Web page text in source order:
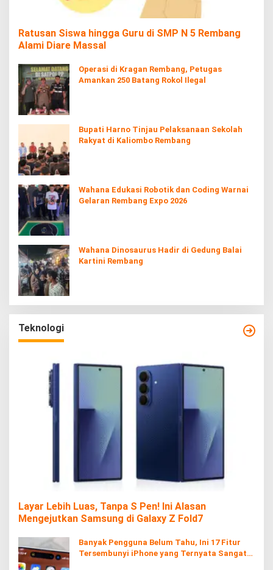
Ratusan Siswa hingga Guru di SMP N 5 Rembang
Alami Diare Massal
Operasi di Kragan Rembang, Petugas
Amankan 250 Batang Rokol Ilegal
Bupati Harno Tinjau Pelaksanaan Sekolah
Rakyat di Kaliombo Rembang
Wahana Edukasi Robotik dan Coding Warnai
Gelaran Rembang Expo 2026
Wahana Dinosaurus Hadir di Gedung Balai
Kartini Rembang
Teknologi
Layar Lebih Luas, Tanpa S Pen! Ini Alasan
Mengejutkan Samsung di Galaxy Z Fold7
Banyak Pengguna Belum Tahu, Ini 17 Fitur
Tersembunyi iPhone yang Ternyata Sangat